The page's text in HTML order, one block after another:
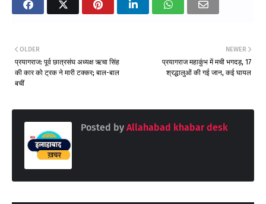
NEWER
प्रयागराज महाकुंभ में मची भगदड़, 17
श्रद्धालुओं की गई जान, कई घायल
OLDER
प्रयागराज: पूर्व छात्रसंघ अध्यक्ष ऋचा सिंह
की कार को ट्रक ने मारी टक्कर; बाल-बाल
बचीं
Posted by Allahabad khabar desk